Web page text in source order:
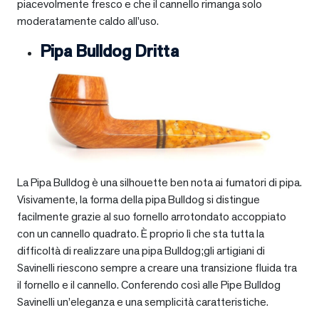
piacevolmente fresco e che il cannello rimanga solo
moderatamente caldo all’uso.
Pipa Bulldog Dritta
La Pipa Bulldog è una silhouette ben nota ai fumatori di pipa.
Visivamente, la forma della pipa Bulldog si distingue
facilmente grazie al suo fornello arrotondato accoppiato
con un cannello quadrato. È proprio lì che sta tutta la
difficoltà di realizzare una pipa Bulldog;gli artigiani di
Savinelli riescono sempre a creare una transizione fluida tra
il fornello e il cannello. Conferendo così alle Pipe Bulldog
Savinelli un’eleganza e una semplicità caratteristiche.